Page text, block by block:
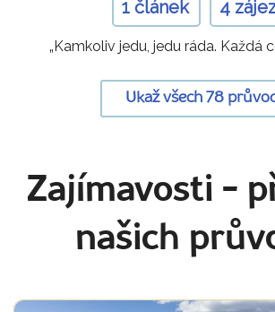
1 článek 4
„Kamkoliv jedu, jedu ráda. Každá
Ukaž všech 78
Zajímavosti -
našich